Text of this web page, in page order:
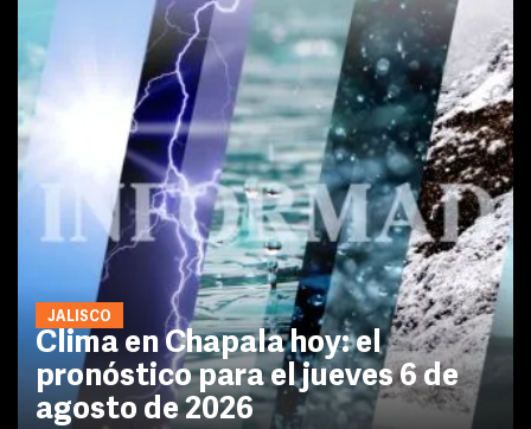
JALISCO
Clima en Chapala hoy: el
pronóstico para el jueves 6 de
agosto de 2026